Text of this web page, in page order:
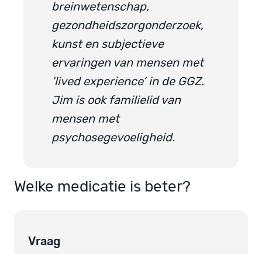
breinwetenschap,
gezondheidszorgonderzoek,
kunst en subjectieve
ervaringen van mensen met
‘lived experience’ in de GGZ.
Jim is ook familielid van
mensen met
psychosegevoeligheid.
Welke medicatie is beter?
Vraag